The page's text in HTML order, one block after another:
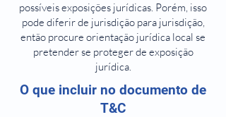
possíveis exposições jurídicas. Porém, isso
pode diferir de jurisdição para jurisdição,
então procure orientação jurídica local se
pretender se proteger de exposição
jurídica.
O que incluir no documento de
T&C